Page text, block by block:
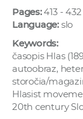
Pages:413 - 432
Language:slo
Keywords:
časopis Hlas
autoobraz,
storočia/
Hlasist
20th century